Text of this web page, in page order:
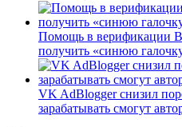
Помощь в верификации
получить «синюю
VK AdBlogger снизил
зарабатывать смогут